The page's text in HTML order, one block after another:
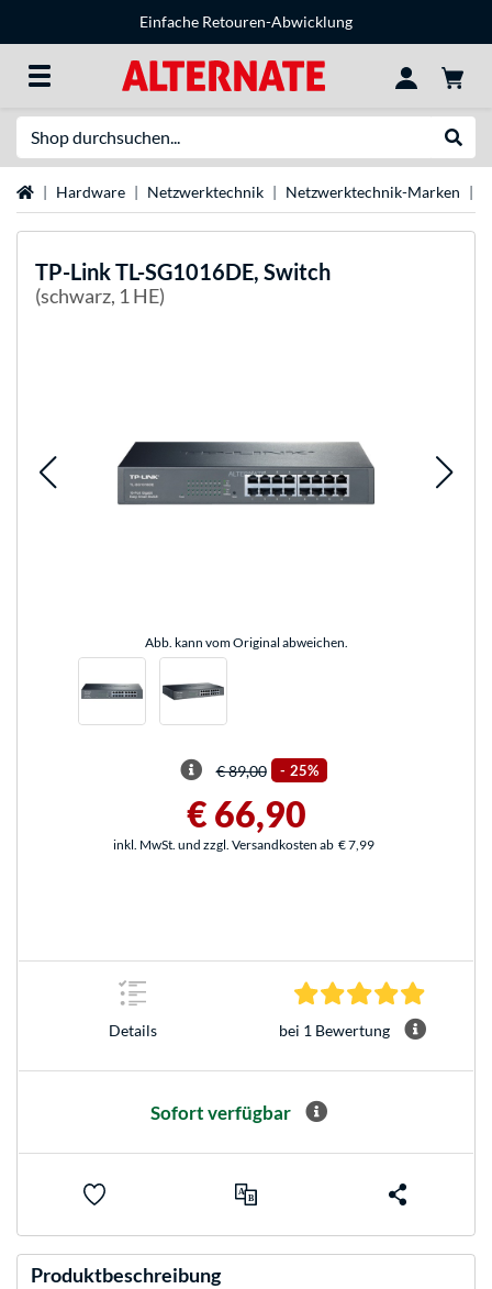
Einfache Retouren-Abwicklung
StartseiteHardware Netzwerktechnik Netzwerktechnik-Marken
TP-LinkTL-SG1016DE, Switch
(schwarz, 1 HE)
Abb. kann vom Original abweichen.
€ 89,00 - 25%
€ 66,90
inkl. MwSt. und zzgl. Versandkosten ab € 7,99
Details bei 1 Bewertung
Sofort verfügbar
Produktbeschreibung